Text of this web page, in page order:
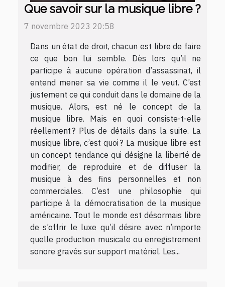
Que savoir sur la musique libre ?
7 novembre 2023 20:58
Dans un état de droit, chacun est libre de faire
ce que bon lui semble. Dès lors qu’il ne
participe à aucune opération d’assassinat, il
entend mener sa vie comme il le veut. C’est
justement ce qui conduit dans le domaine de la
musique. Alors, est né le concept de la
musique libre. Mais en quoi consiste-t-elle
réellement ? Plus de détails dans la suite. La
musique libre, c’est quoi ? La musique libre est
un concept tendance qui désigne la liberté de
modifier, de reproduire et de diffuser la
musique à des fins personnelles et non
commerciales. C’est une philosophie qui
participe à la démocratisation de la musique
américaine. Tout le monde est désormais libre
de s’offrir le luxe qu’il désire avec n’importe
quelle production musicale ou enregistrement
sonore gravés sur support matériel. Les...